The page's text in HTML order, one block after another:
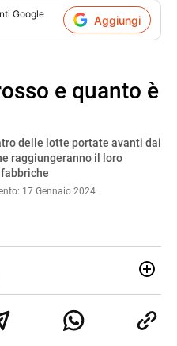
Google
Aggiungi
e quanto è
delle lotte portate avanti dai
raggiungeranno il loro
17 Gennaio 2024
Luiss, ho associato la
quello per lo studio